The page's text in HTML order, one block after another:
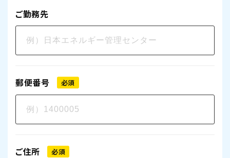
ご勤務先
郵便番号 必須
ご住所 必須